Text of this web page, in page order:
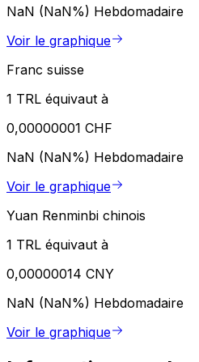
NaN (NaN%) Hebdomadaire
Voir le graphique
Franc suisse
1 TRL équivaut à
0,00000001 CHF
NaN (NaN%) Hebdomadaire
Voir le graphique
Yuan Renminbi chinois
1 TRL équivaut à
0,00000014 CNY
NaN (NaN%) Hebdomadaire
Voir le graphique